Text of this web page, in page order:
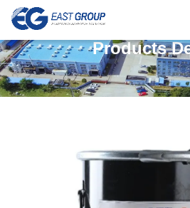
Products